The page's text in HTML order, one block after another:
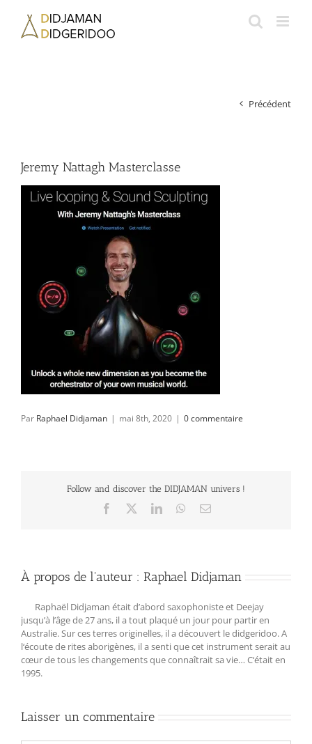
contenu
Précédent
Jeremy Nattagh Masterclasse
Par Raphael Didjaman | mai 8th, 2020 | 0 commentaire
Follow and discover the DIDJAMAN univers !
Facebook LinkedInWhatsApp
Email
À propos de l'auteur : Raphael Didjaman
Raphaël Didjaman était d’abord saxophoniste et Deejay
jusqu’à l’âge de 27 ans, il a tout plaqué un jour pour partir en
Australie. Sur ces terres originelles, il a découvert le didgeridoo. A
l‘écoute de rites aborigènes, il a senti que cet instrument serait au
cœur de tous les changements que connaîtrait sa vie… C‘était en
1995.
Laisser un commentaire